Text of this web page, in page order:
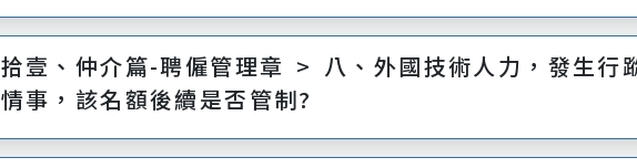
拾壹、仲介篇-聘僱管理章 > 八、外國技術人力，發生行
情事，該名額後續是否管制?